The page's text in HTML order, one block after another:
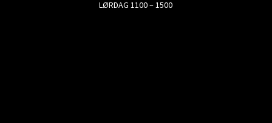
LØRDAG 1100 – 1500